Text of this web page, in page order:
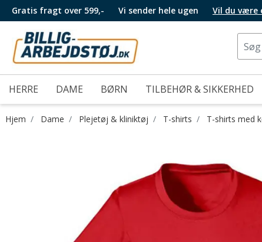
Gratis fragt over 599,- Vi sender hele ugen Vil du være
HERRE DAME BØRN TILBEHØR & SIKKERHED
Hjem Dame Plejetøj & kliniktøj T-shirts T-shirts med